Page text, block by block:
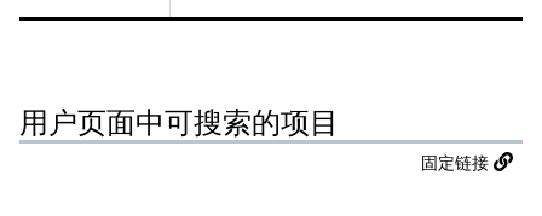
用户页面中可搜索的项目
固定链接